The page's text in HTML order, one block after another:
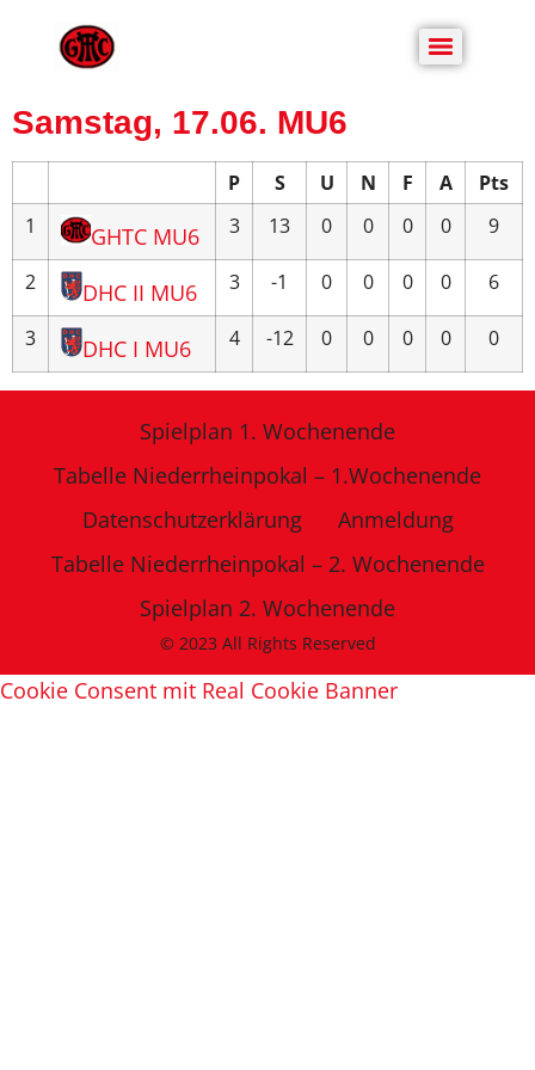
Samstag, 17.06. MU6
P S U N F A
Pts
1
GHTC MU6 3 13 0 0 0 0 9
2 DHC II MU6 3 -1 0 0 0 0 6
3 DHC I MU6 4 -12 0 0 0 0 0
Spielplan 1. Wochenende
Tabelle Niederrheinpokal – 1.Wochenende
Datenschutzerklärung
Anmeldung
Tabelle Niederrheinpokal – 2. Wochenende
Spielplan 2. Wochenende
© 2023 All Rights Reserved
Cookie Consent mit Real Cookie Banner